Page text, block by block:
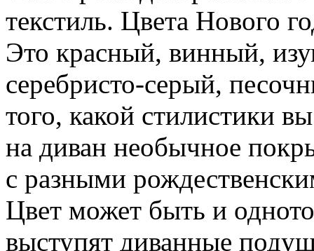
текстиль. Цвета Нового
Это красный, винный,
серебристо-серый,
того, какой стилистики
на диван необычное
с разными
Цвет может быть и
выступят диванные